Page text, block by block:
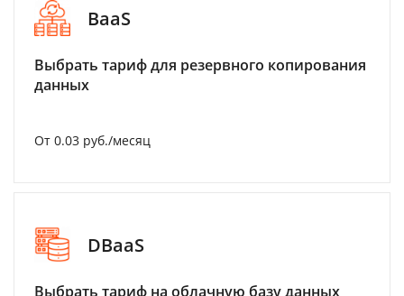
BaaS
Выбрать тариф для резервного копирования
данных
От 0.03 руб./месяц
DBaaS
Выбрать тариф на облачную базу данных